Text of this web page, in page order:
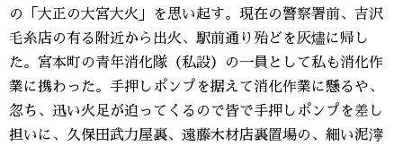
の「大正の大宮大火」を思い起す。現在の警察署前、吉沢
毛糸店の有る附近から出火、駅前通り殆どを灰燼に帰し
た。宮本町の青年消化隊（私設）の一員として私も消化作
業に携わった。手押しポンプを据えて消化作業に懸るや、
忽ち、迅い火足が迫ってくるので皆で手押しポンプを差し
担いに、久保田武力屋裏、遠藤木材店裏置場の、細い泥濘